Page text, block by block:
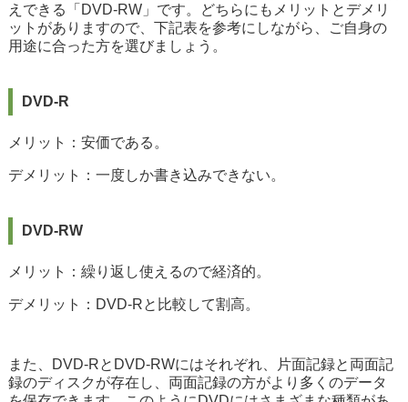
えできる「DVD-RW」です。どちらにもメリットとデメリ
ットがありますので、下記表を参考にしながら、ご自身の
用途に合った方を選びましょう。
DVD-R
メリット：安価である。
デメリット：一度しか書き込みできない。
DVD-RW
メリット：繰り返し使えるので経済的。
デメリット：DVD-Rと比較して割高。
また、DVD-RとDVD-RWにはそれぞれ、片面記録と両面記
録のディスクが存在し、両面記録の方がより多くのデータ